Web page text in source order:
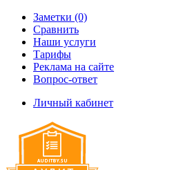
Заметки (0)
Сравнить
Наши услуги
Тарифы
Реклама на сайте
Вопрос-ответ
Личный кабинет